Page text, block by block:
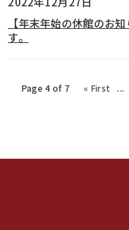
【年末年始の休館のお
す。
Page 4 of 7 « First ...